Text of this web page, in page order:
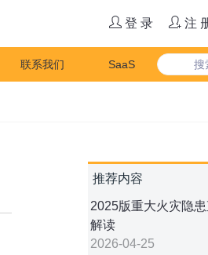
登 录 注
联系我们 SaaS
推荐内容
2025版重大火灾隐
解读
2026-04-25